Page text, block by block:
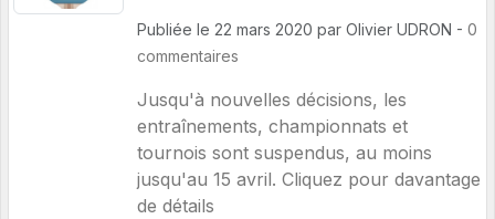
Publiée le 22 mars 2020 par Olivier UDRON - 0
commentaires
Jusqu'à nouvelles décisions, les
entraînements, championnats et
tournois sont suspendus, au moins
jusqu'au 15 avril. Cliquez pour davantage
de détails